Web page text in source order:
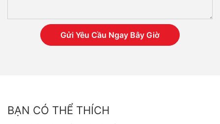
Gửi Yêu Cầu Ngay Bây Giờ
BẠN CÓ THỂ THÍCH